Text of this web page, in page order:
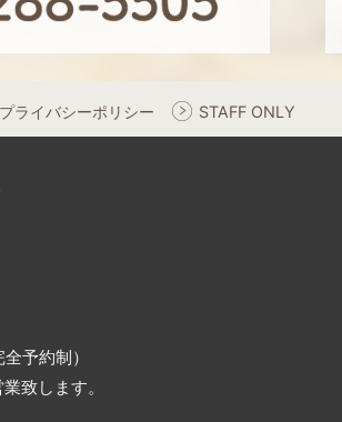
プライバシーポリシー STAFF ONLY
予約制）
致します。